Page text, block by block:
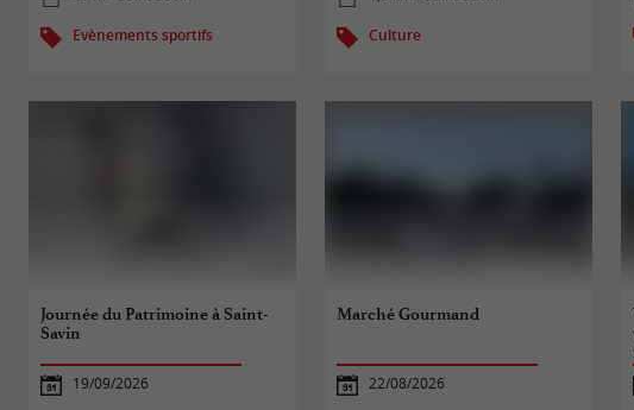
Evènements sportifs Culture
Journée du Patrimoine à Saint-
Savin
19/09/2026
Marché Gourmand
22/08/2026